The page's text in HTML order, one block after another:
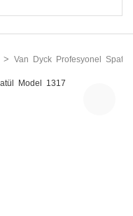
Van Dyck Profesyonel